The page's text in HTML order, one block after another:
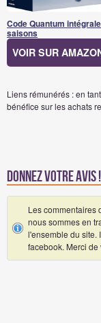
Code Quantum
saisons
VOIR SUR
Liens rémunérés : en
bénéfice sur les achats
Donnez votre avis !
Les commentaires
nous sommes en
l'ensemble du site.
facebook. Merci